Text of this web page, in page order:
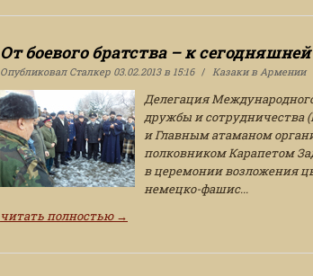
От боевого братства – к
Опубликовал Сталкер 03.02.2013 в 15:16 Казаки в Армении
Делегация
дружбы и сотрудничества
и Главным атаманом
полковником Карапетом
в церемонии возложения
немецко-фашис...
читать полностью →